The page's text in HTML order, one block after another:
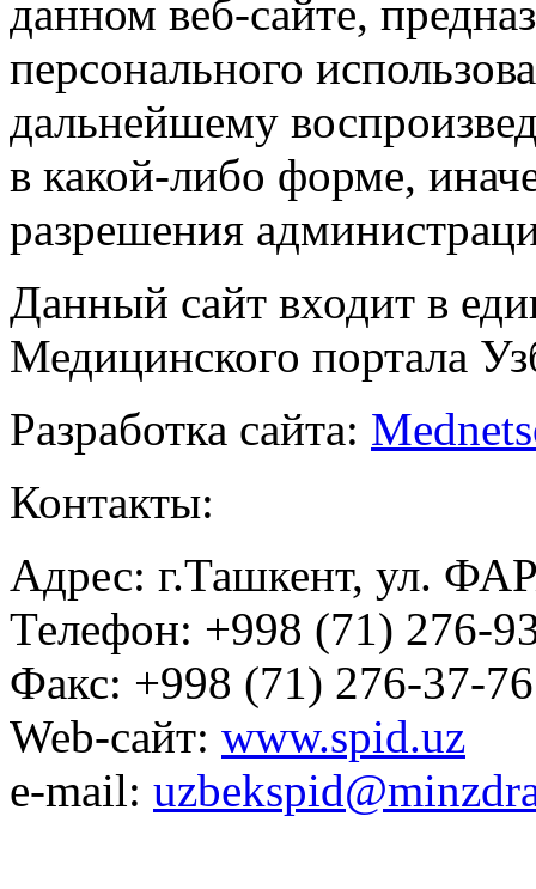
данном веб-сайте,
персонального
дальнейшему
в какой-либо форме,
разрешения
Данный сайт входит в
Медицинского портала
Разработка сайта:
Контакты:
Адрес: г.Ташкент, ул.
Телефон: +998 (71) 276-
Факс: +998 (71) 276-37-76
Web-сайт: www.spid.uz
e-mail: